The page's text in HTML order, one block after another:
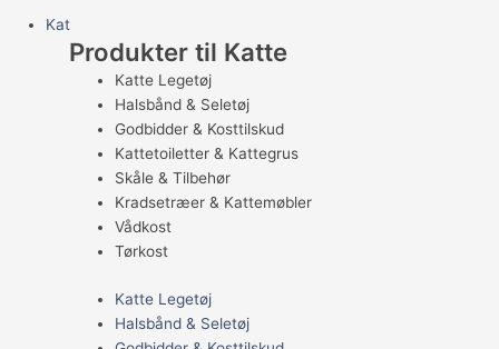
Kat
Produkter til Katte
Katte Legetøj
Halsbånd & Seletøj
Godbidder & Kosttilskud
Kattetoiletter & Kattegrus
Skåle & Tilbehør
Kradsetræer & Kattemøbler
Vådkost
Tørkost
Katte Legetøj
Halsbånd & Seletøj